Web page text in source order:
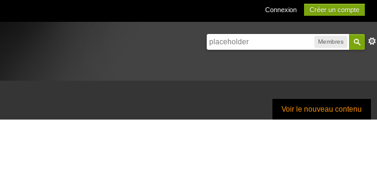
Connexion Créer un compte
Membres
Voir le nouveau contenu